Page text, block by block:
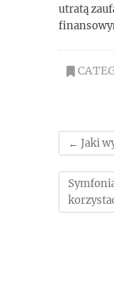
utratą
← Jaki